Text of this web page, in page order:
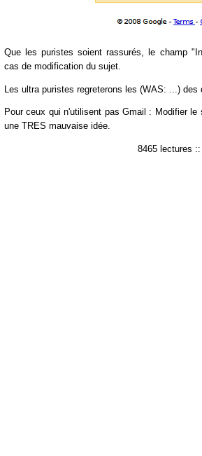
Que les puristes soient rassurés, le champ
cas de modification du sujet.
Les ultra puristes regreterons les (WAS: ...) des
Pour ceux qui n'utilisent pas Gmail : Modifier
une TRES mauvaise idée.
8465 lectures ::